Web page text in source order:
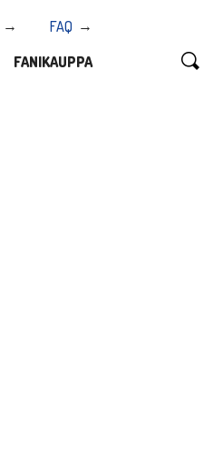
FAQ
FANIKAUPPA